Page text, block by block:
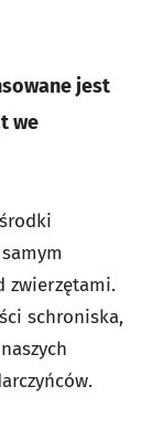
jest
we
zwierzętami.
schroniska,